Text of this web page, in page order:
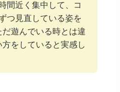
間近く集中して、コ
つ見直している姿を
だ遊んでいる時とは違
方をしていると実感し